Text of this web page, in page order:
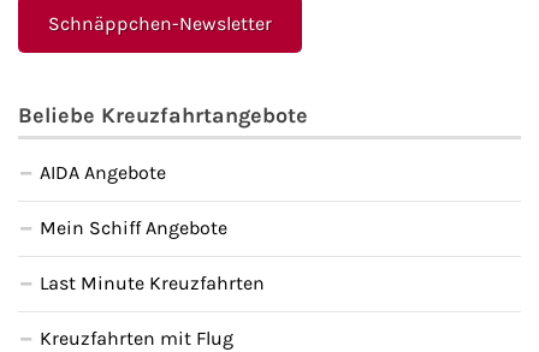
Schnäppchen-Newsletter
Beliebe Kreuzfahrtangebote
AIDA Angebote
Mein Schiff Angebote
Last Minute Kreuzfahrten
Kreuzfahrten mit Flug